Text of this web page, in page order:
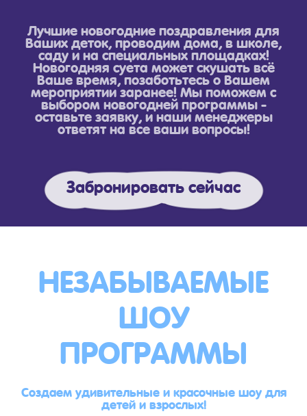
Лучшие новогодние поздравления для
Ваших деток, проводим дома, в школе,
саду и на специальных площадках!
Новогодняя суета может скушать всё
Ваше время, позаботьтесь о Вашем
мероприятии заранее! Мы поможем с
выбором новогодней программы -
оставьте заявку, и наши менеджеры
ответят на все ваши вопросы!
Забронировать сейчас
НЕЗАБЫВАЕМЫЕ
ШОУ
ПРОГРАММЫ
Создаем удивительные и красочные шоу для
детей и взрослых!